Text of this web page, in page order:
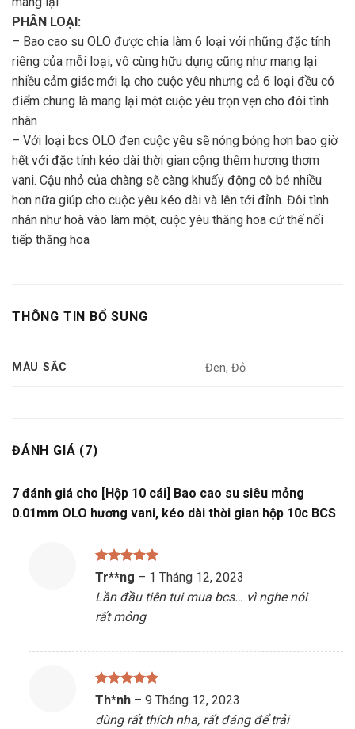
PHÂN LOẠI:
– Bao cao su OLO được chia làm 6 loại với những đặc tính
riêng của mỗi loại, vô cùng hữu dụng cũng như mang lại
nhiều cảm giác mới lạ cho cuộc yêu nhưng cả 6 loại đều có
điểm chung là mang lại một cuộc yêu trọn vẹn cho đôi tình
nhân
– Với loại bcs OLO đen cuộc yêu sẽ nóng bỏng hơn bao giờ
hết với đặc tính kéo dài thời gian cộng thêm hương thơm
vani. Cậu nhỏ của chàng sẽ càng khuấy động cô bé nhiều
hơn nữa giúp cho cuộc yêu kéo dài và lên tới đỉnh. Đôi tình
nhân như hoà vào làm một, cuộc yêu thăng hoa cứ thế nối
tiếp thăng hoa
THÔNG TIN BỔ SUNG
MÀU SẮC Đen, Đỏ
ĐÁNH GIÁ (7)
7 đánh giá cho
[Hộp 10 cái] Bao cao su siêu mỏng
0.01mm OLO hương vani, kéo dài thời gian hộp 10c BCS
Được xếp
55
sao
Tr**ng – 1 Tháng 12, 2023
Lần đầu tiên tui mua bcs… vì nghe nói
rất mỏng
Được xếp
sao
Th*nh – 9 Tháng 12, 2023
dùng rất thích nha, rất đáng để trải